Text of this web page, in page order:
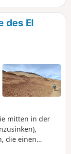
des El
mitten in der
die einen